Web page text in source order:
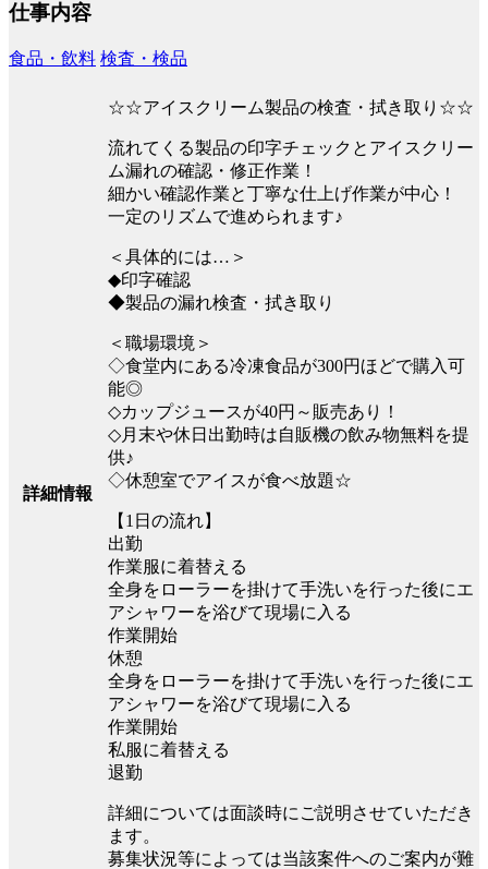
仕事内容
食品・飲料 検査・検品
詳細情報
☆☆アイスクリーム製品の検査・拭き取り☆☆
流れてくる製品の印字チェックとアイスクリー
ム漏れの確認・修正作業！
細かい確認作業と丁寧な仕上げ作業が中心！
一定のリズムで進められます♪
＜具体的には…＞
◆印字確認
◆製品の漏れ検査・拭き取り
＜職場環境＞
◇食堂内にある冷凍食品が300円ほどで購入可
能◎
◇カップジュースが40円～販売あり！
◇月末や休日出勤時は自販機の飲み物無料を提
供♪
◇休憩室でアイスが食べ放題☆
【1日の流れ】
出勤
作業服に着替える
全身をローラーを掛けて手洗いを行った後にエ
アシャワーを浴びて現場に入る
作業開始
休憩
全身をローラーを掛けて手洗いを行った後にエ
アシャワーを浴びて現場に入る
作業開始
私服に着替える
退勤
詳細については面談時にご説明させていただき
ます。
募集状況等によっては当該案件へのご案内が難